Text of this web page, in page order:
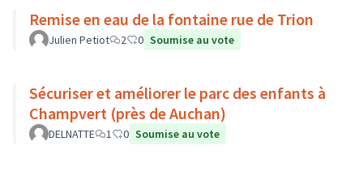
Remise en eau de la fontaine rue de Trion
Julien Petiot 2 0 Soumise au vote
Sécuriser et améliorer le parc des enfants à
Champvert (près de Auchan)
DELNATTE 1 0 Soumise au vote